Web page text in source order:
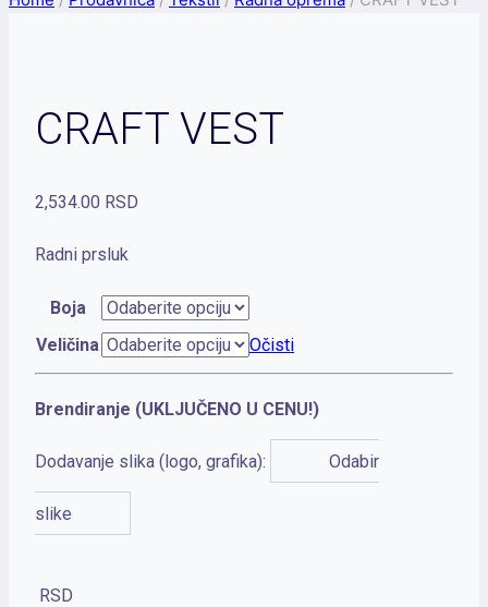
CRAFT VEST
2,534.00 RSD
Radni prsluk
Boja
Veličina
Očisti
Brendiranje (UKLJUČENO U CENU!)
Dodavanje slika (logo, grafika): Odabir
slike
RSD